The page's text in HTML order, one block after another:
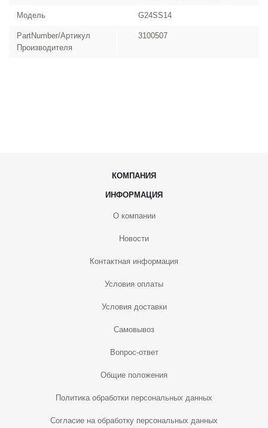
Модель G24SS14
PartNumber/Артикул
Производителя
3100507
КОМПАНИЯ
ИНФОРМАЦИЯ
О компании
Новости
Контактная информация
Условия оплаты
Условия доставки
Самовывоз
Вопрос-ответ
Общие положения
Политика обработки персональных данных
Согласие на обработку персональных данных